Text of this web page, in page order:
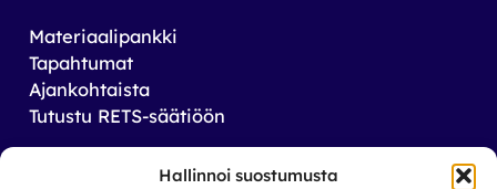
Hallinnoi suostumusta
Materiaalipankki
Tapahtumat
Ajankohtaista
Tutustu RETS-säätiöön
Tilaa uutiskirjeemme